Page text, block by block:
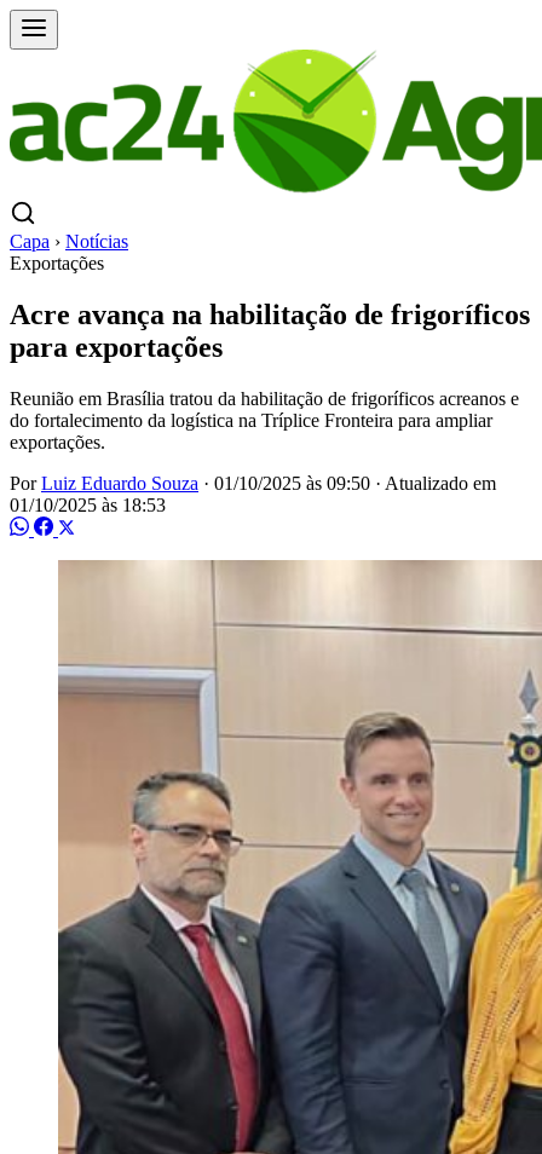
Capa › Notícias
Exportações
Acre avança na habilitação de frigoríficos
para exportações
Reunião em Brasília tratou da habilitação de frigoríficos acreanos e
do fortalecimento da logística na Tríplice Fronteira para ampliar
exportações.
PorLuiz Eduardo Souza · 01/10/2025 às 09:50 · Atualizado em
01/10/2025 às 18:53